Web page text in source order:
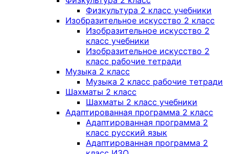
Физкультура 2 класс учебники
Изобразительное искусство 2 класс
Изобразительное искусство 2
класс учебники
Изобразительное искусство 2
класс рабочие тетради
Музыка 2 класс
Музыка 2 класс рабочие тетради
Шахматы 2 класс
Шахматы 2 класс учебники
Адаптированная программа 2 класс
Адаптированная программа 2
класс русский язык
Адаптированная программа 2